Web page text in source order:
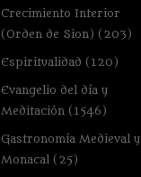
Crecimiento Interior
(Orden de Sion) (203)
Espiritualidad (120)
Evangelio del día y
Meditación (1546)
Gastronomía Medieval y
Monacal (25)